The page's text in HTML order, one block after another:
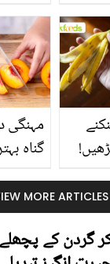
سے
حقیقت
کیا؟
مہنگی
گناہ
کیوں
MORE ARTICLES
گردن کے